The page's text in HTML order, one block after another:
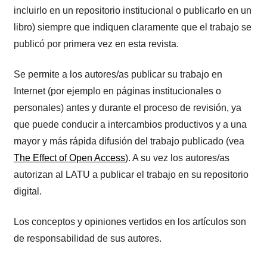
incluirlo en un repositorio institucional o publicarlo en un
libro) siempre que indiquen claramente que el trabajo se
publicó por primera vez en esta revista.
Se permite a los autores/as publicar su trabajo en
Internet (por ejemplo en páginas institucionales o
personales) antes y durante el proceso de revisión, ya
que puede conducir a intercambios productivos y a una
mayor y más rápida difusión del trabajo publicado (vea
The Effect of Open Access). A su vez los autores/as
autorizan al LATU a publicar el trabajo en su repositorio
digital.
Los conceptos y opiniones vertidos en los artículos son
de responsabilidad de sus autores.